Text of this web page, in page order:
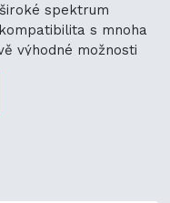
spektrum
s mnoha
výhodné možnosti
podporuje
flexibilitu.